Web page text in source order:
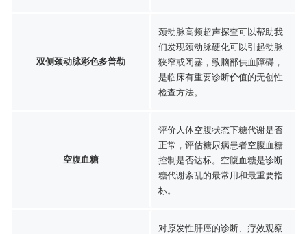
双侧颈动脉彩色多普勒
颈动脉高频超声探查可以帮助我
们发现颈动脉硬化可以引起动脉
狭窄或闭塞，致脑部供血障碍，
是临床有重要诊断价值的无创性
检查方法。
空腹血糖
评价人体空腹状态下糖代谢是否
正常，评估糖尿病患者空腹血糖
控制是否达标。空腹血糖是诊断
糖代谢紊乱的最常用和最重要指
标。
对原发性肝癌的诊断、疗效观察